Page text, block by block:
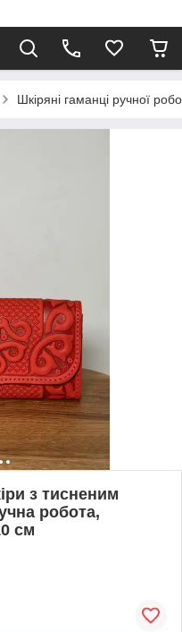
Шкіряні гаманці ручної
з тисненим
робота,
см